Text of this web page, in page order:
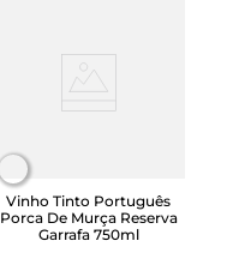
Vinho Tinto Português
Porca De Murça Reserva
Garrafa 750ml